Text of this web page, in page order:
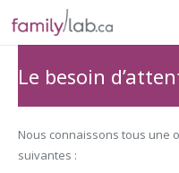
Le besoin
Nous connaissons tous une
suivantes :